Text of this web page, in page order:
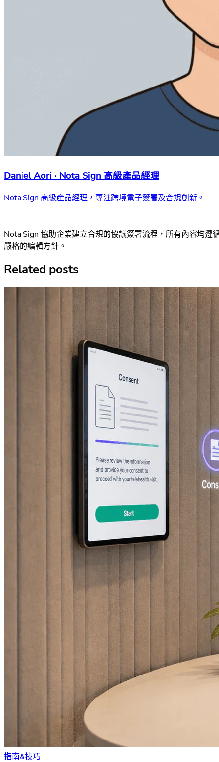
Daniel Aori · Nota Sign 高級產品經理
Nota Sign 高級產品經理，專注跨境電子簽署及合規創新。
Nota Sign 協助企業建立合規的協議簽署流程，所有內容均遵
嚴格的編輯方針。
Related posts
指南&技巧